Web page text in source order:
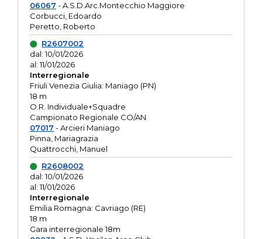
06067 - A.S.D.Arc.Montecchio Maggiore
Corbucci, Edoardo
Peretto, Roberto
R2607002
dal: 10/01/2026
al: 11/01/2026
Interregionale
Friuli Venezia Giulia: Maniago (PN)
18 m
O.R. Individuale+Squadre
Campionato Regionale CO/AN
07017 - Arcieri Maniago
Pinna, Mariagrazia
Quattrocchi, Manuel
R2608002
dal: 10/01/2026
al: 11/01/2026
Interregionale
Emilia Romagna: Cavriago (RE)
18 m
Gara interregionale 18m